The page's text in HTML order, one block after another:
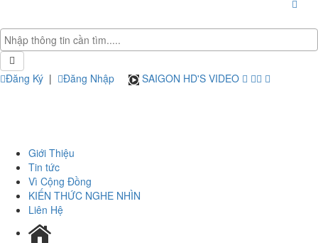
Đăng Ký | Đăng Nhập SAIGON HD'S VIDEO
Giới Thiệu
Tin tức
Vì Cộng Đồng
KIẾN THỨC NGHE NHÌN
Liên Hệ